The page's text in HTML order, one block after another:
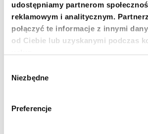
udostępniamy partnerom
reklamowym i analitycznym.
połączyć te informacje z innymi
od Ciebie lub uzyskanymi podczas
zgody
Niezbędne
Preferencje
Newsletter
Chcesz być na bieżąco? Zapisz się do
działaniach i zakończonych projektach.